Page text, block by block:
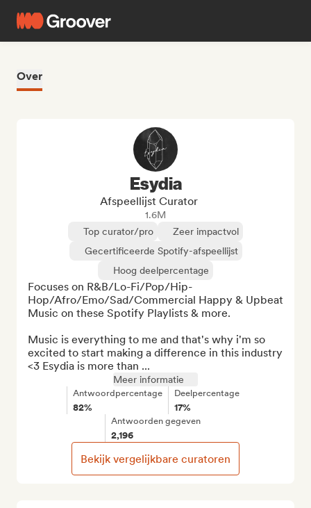
Over
Esydia
Afspeellijst Curator
1.6M
Top curator/pro
Zeer impactvol
Gecertificeerde Spotify-afspeellijst
Hoog deelpercentage
Focuses on R&B/Lo-Fi/Pop/Hip-
Hop/Afro/Emo/Sad/Commercial Happy & Upbeat
Music on these Spotify Playlists & more.
Music is everything to me and that's why i'm so
excited to start making a difference in this industry
<3 Esydia is more than ...
Meer informatie
Antwoordpercentage
82%
Deelpercentage
17%
Antwoorden gegeven
2,196
Bekijk vergelijkbare curatoren